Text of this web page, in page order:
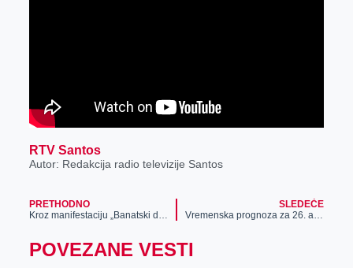
RTV Santos
Autor: Redakcija radio televizije Santos
PRETHODNO
SLEDEĆE
POVEZANE VESTI